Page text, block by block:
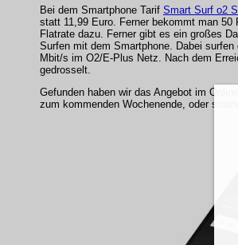
Bei dem Smartphone Tarif Smart Surf o2
statt 11,99 Euro. Ferner bekommt man
Flatrate dazu. Ferner gibt es ein großes
Surfen mit dem Smartphone. Dabei
Mbit/s im O2/E-Plus Netz. Nach dem
gedrosselt.
Gefunden haben wir das Angebot im
zum kommenden Wochenende, oder